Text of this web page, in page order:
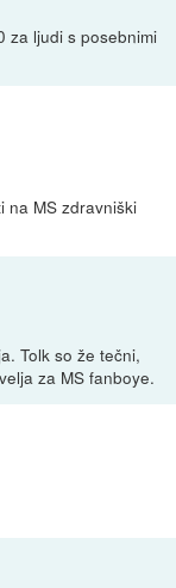
za ljudi s posebnimi
na MS zdravniški
Tolk so že tečni,
za MS fanboye.